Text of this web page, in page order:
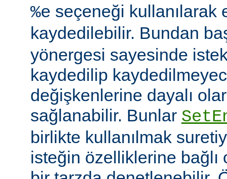
%e seçeneği kullanılarak
kaydedilebilir. Bundan
yönergesi sayesinde
kaydedilip
değişkenlerine dayalı
sağlanabilir. Bunlar
birlikte kullanılmak
isteğin özelliklerine